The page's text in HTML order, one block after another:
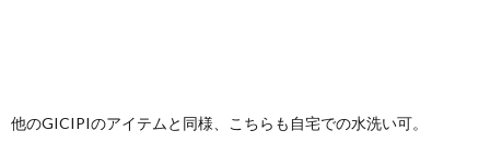
他のGICIPIのアイテムと同様、こちらも自宅での水洗い可。